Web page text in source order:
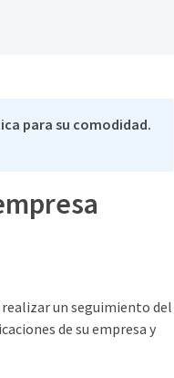
para su comodidad.
un seguimiento del
de su empresa y